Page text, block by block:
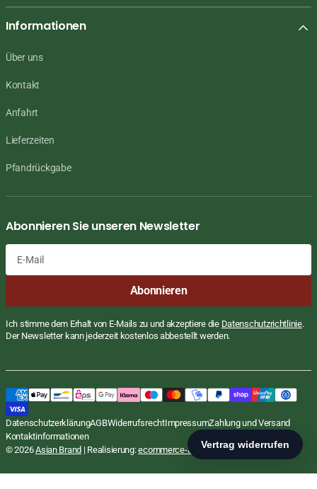
inkl. MwSt., zzgl.Versand
Preis
In den Warenkorb
Informationen
Über uns
Kontakt
Anfahrt
Lieferzeiten
Pfandrückgabe
Abonnieren Sie unseren Newsletter
Abonnieren
Ich stimme dem Erhalt von E-Mails zu und akzeptiere die Datenschutzrichtlinie.
Der Newsletter kann jederzeit kostenlos abbestellt werden.
DatenschutzerklärungAGBWiderrufsrechtImpressumZahlung und Versand
Kontaktinformationen
© 2026Asian Brand | Realisierung:ecommerce-agentur.net